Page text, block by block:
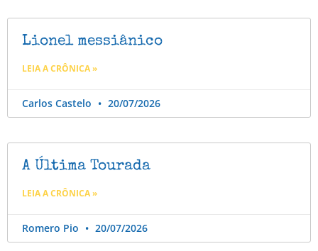
Lionel messiânico
LEIA A CRÔNICA »
Carlos Castelo 20/07/2026
A Última Tourada
LEIA A CRÔNICA »
Romero Pio 20/07/2026